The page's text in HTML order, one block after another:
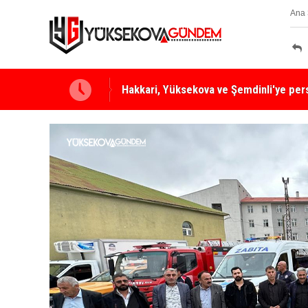
Ana
Yüksekova Ziraat Odası'ndan Yangınlara